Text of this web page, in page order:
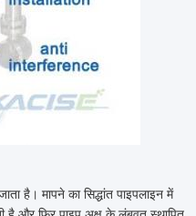
है। मापने का सिद्धांत पाइपलाइन में